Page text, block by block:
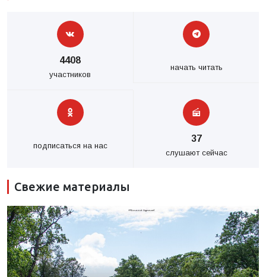
4408
участников
начать читать
подписаться на нас
37
слушают сейчас
Свежие материалы